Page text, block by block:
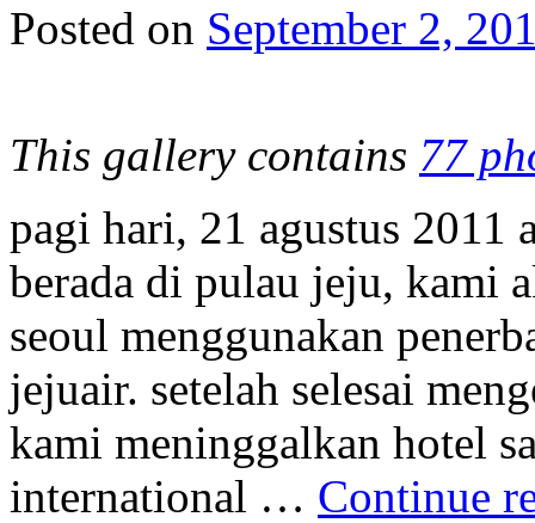
Posted on September 2,
This gallery contains 77
pagi hari, 21 agustus 2011
berada di pulau jeju, kami
seoul menggunakan
jejuair. setelah selesai
kami meninggalkan hotel
international … Continue